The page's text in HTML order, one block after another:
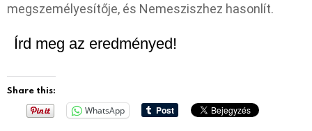
megszemélyesítője, és Nemesziszhez hasonlít.
Írd meg az eredményed!
Share this:
WhatsApp